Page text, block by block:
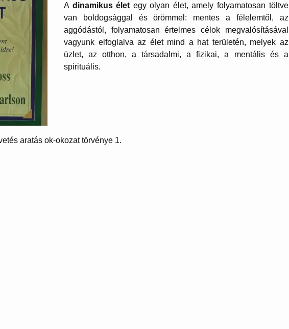
A dinamikus élet egy olyan élet, amely folyamatosan töltve
van boldogsággal és örömmel: mentes a félelemtől, az
aggódástól, folyamatosan értelmes célok megvalósításával
vagyunk elfoglalva az élet mind a hat területén, melyek az
üzlet, az otthon, a társadalmi, a fizikai, a mentális és a
spirituális.
aratás ok-okozat törvénye 1.